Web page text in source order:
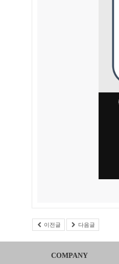
이전글 다음글
COMPANY